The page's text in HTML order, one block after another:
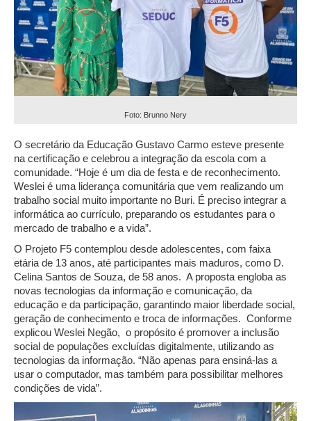
Foto: Brunno Nery
O secretário da Educação Gustavo Carmo esteve presente
na certificação e celebrou a integração da escola com a
comunidade. “Hoje é um dia de festa e de reconhecimento.
Weslei é uma liderança comunitária que vem realizando um
trabalho social muito importante no Buri. É preciso integrar a
informática ao currículo, preparando os estudantes para o
mercado de trabalho e a vida”.
O Projeto F5 contemplou desde adolescentes, com faixa
etária de 13 anos, até participantes mais maduros, como D.
Celina Santos de Souza, de 58 anos. A proposta engloba as
novas tecnologias da informação e comunicação, da
educação e da participação, garantindo maior liberdade social,
geração de conhecimento e troca de informações. Conforme
explicou Weslei Negão, o propósito é promover a inclusão
social de populações excluídas digitalmente, utilizando as
tecnologias da informação. “Não apenas para ensiná-las a
usar o computador, mas também para possibilitar melhores
condições de vida”.